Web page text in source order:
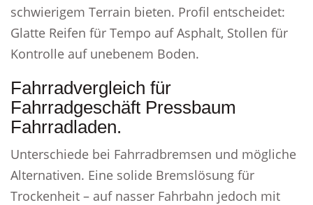
schwierigem Terrain bieten. Profil entscheidet:
Glatte Reifen für Tempo auf Asphalt, Stollen für
Kontrolle auf unebenem Boden.
Fahrradvergleich für
Fahrradgeschäft Pressbaum
Fahrradladen.
Unterschiede bei Fahrradbremsen und mögliche
Alternativen. Eine solide Bremslösung für
Trockenheit – auf nasser Fahrbahn jedoch mit